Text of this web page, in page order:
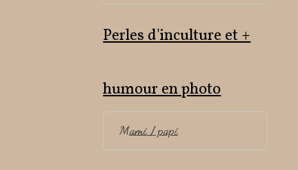
Perles d'inculture et +
humour en photo
Mami / papi